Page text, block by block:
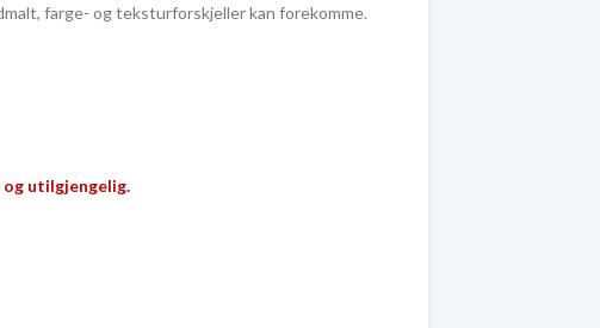
farge- og teksturforskjeller kan forekomme.
utilgjengelig.